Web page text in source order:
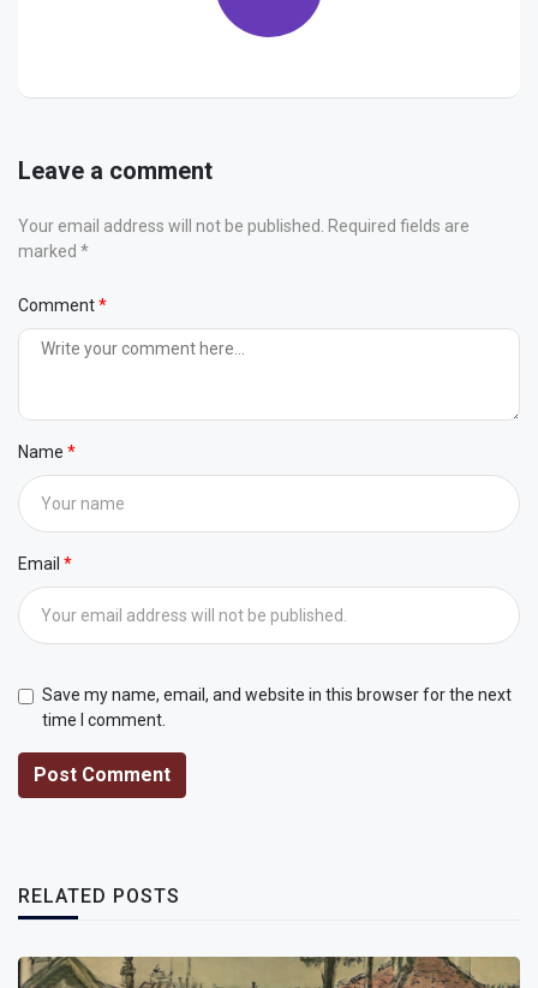
Leave a comment
Your email address will not be published. Required fields are
marked *
Comment
Name
Email
Save my name, email, and website in this browser for the next
time I comment.
Post Comment
RELATED POSTS